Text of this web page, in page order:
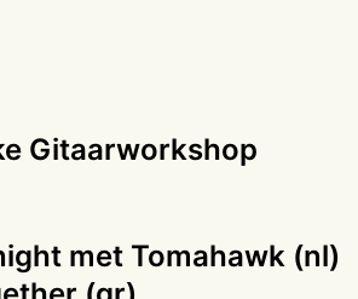
Gitaarworkshop
met Tomahawk (nl)